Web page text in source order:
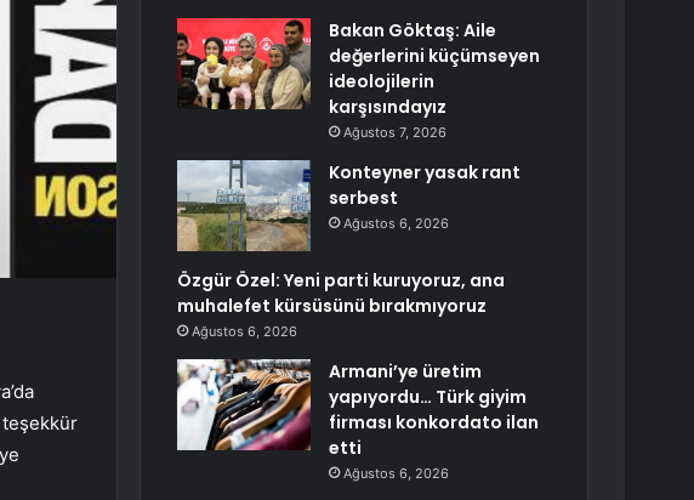
teşekkür
Bakan Göktaş: Aile
değerlerini küçümseyen
ideolojilerin
karşısındayız
Ağustos 7, 2026
Konteyner yasak rant
serbest
Ağustos 6, 2026
Özgür Özel: Yeni parti kuruyoruz, ana
muhalefet kürsüsünü bırakmıyoruz
Ağustos 6, 2026
Armani’ye üretim
yapıyordu… Türk giyim
firması konkordato ilan
etti
Ağustos 6, 2026